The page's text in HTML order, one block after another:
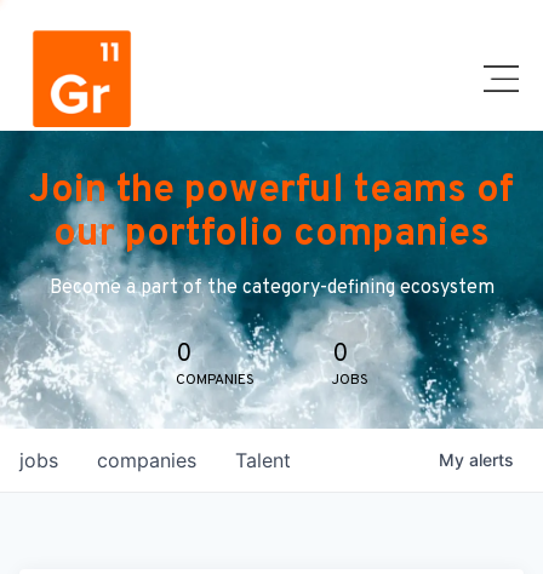
Join the powerful teams of
our portfolio companies
Become a part of the category-defining ecosystem
0
COMPANIES
0
JOBS
jobs companies Talent My alerts